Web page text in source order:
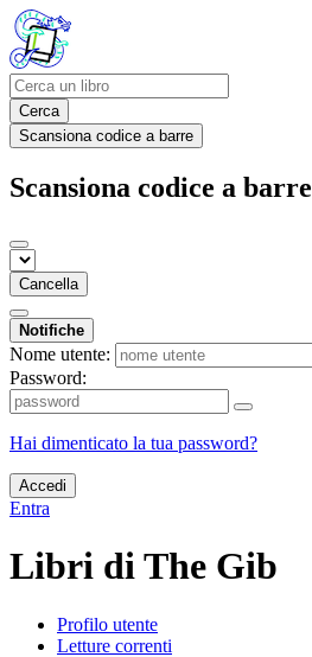
Cerca
Scansiona codice a barre
Scansiona codice a barre
Cancella
Notifiche
Nome utente:
Password:
Hai dimenticato la tua password?
Accedi
Entra
Libri di The Gib
Profilo utente
Letture correnti